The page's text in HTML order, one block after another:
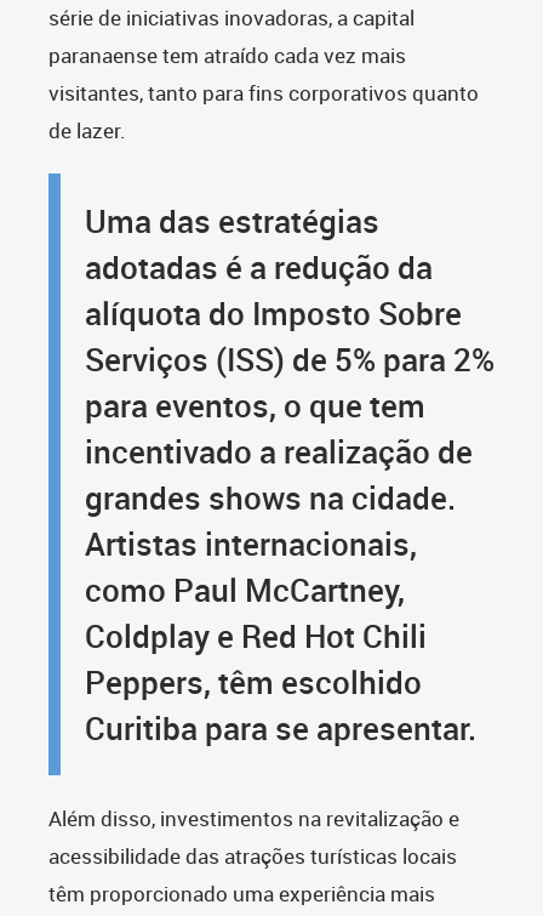
série de iniciativas inovadoras, a capital
paranaense tem atraído cada vez mais
visitantes, tanto para fins corporativos quanto
de lazer.
Uma das estratégias
adotadas é a redução da
alíquota do Imposto Sobre
Serviços (ISS) de 5% para 2%
para eventos, o que tem
incentivado a realização de
grandes shows na cidade.
Artistas internacionais,
como Paul McCartney,
Coldplay e Red Hot Chili
Peppers, têm escolhido
Curitiba para se apresentar.
Além disso, investimentos na revitalização e
acessibilidade das atrações turísticas locais
têm proporcionado uma experiência mais